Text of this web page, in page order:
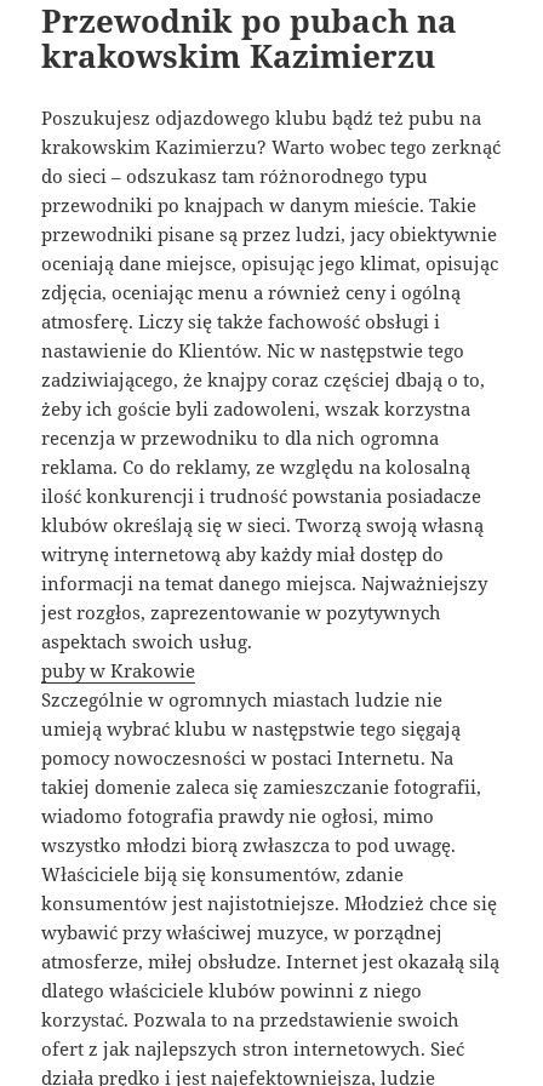
Przewodnik po pubach na
krakowskim Kazimierzu
Poszukujesz odjazdowego klubu bądź też pubu na
krakowskim Kazimierzu? Warto wobec tego zerknąć
do sieci – odszukasz tam różnorodnego typu
przewodniki po knajpach w danym mieście. Takie
przewodniki pisane są przez ludzi, jacy obiektywnie
oceniają dane miejsce, opisując jego klimat, opisując
zdjęcia, oceniając menu a również ceny i ogólną
atmosferę. Liczy się także fachowość obsługi i
nastawienie do Klientów. Nic w następstwie tego
zadziwiającego, że knajpy coraz częściej dbają o to,
żeby ich goście byli zadowoleni, wszak korzystna
recenzja w przewodniku to dla nich ogromna
reklama. Co do reklamy, ze względu na kolosalną
ilość konkurencji i trudność powstania posiadacze
klubów określają się w sieci. Tworzą swoją własną
witrynę internetową aby każdy miał dostęp do
informacji na temat danego miejsca. Najważniejszy
jest rozgłos, zaprezentowanie w pozytywnych
aspektach swoich usług.
puby w Krakowie
Szczególnie w ogromnych miastach ludzie nie
umieją wybrać klubu w następstwie tego sięgają
pomocy nowoczesności w postaci Internetu. Na
takiej domenie zaleca się zamieszczanie fotografii,
wiadomo fotografia prawdy nie ogłosi, mimo
wszystko młodzi biorą zwłaszcza to pod uwagę.
Właściciele biją się konsumentów, zdanie
konsumentów jest najistotniejsze. Młodzież chce się
wybawić przy właściwej muzyce, w porządnej
atmosferze, miłej obsłudze. Internet jest okazałą silą
dlatego właściciele klubów powinni z niego
korzystać. Pozwala to na przedstawienie swoich
ofert z jak najlepszych stron internetowych. Sieć
działa prędko i jest najefektowniejsza, ludzie